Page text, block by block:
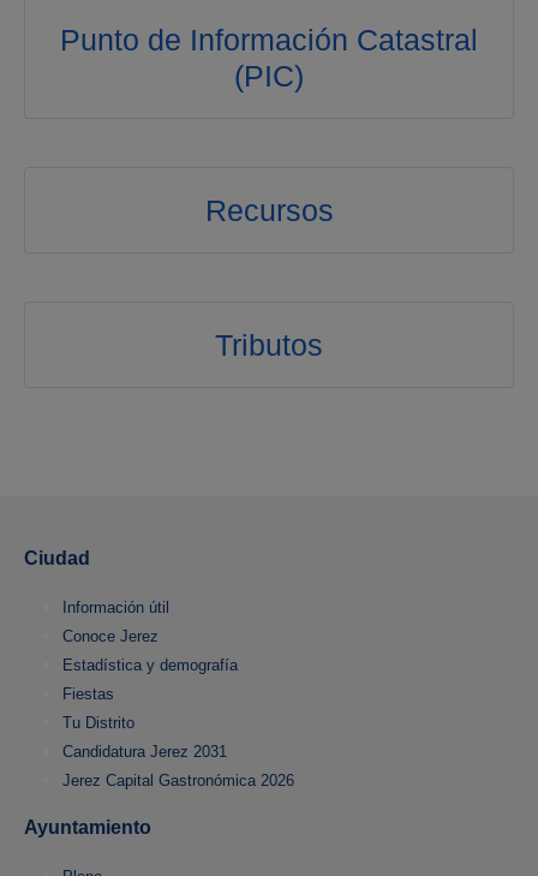
Punto de Información Catastral
(PIC)
Recursos
Tributos
Ciudad
Información útil
Conoce Jerez
Estadística y demografía
Fiestas
Tu Distrito
Candidatura Jerez 2031
Jerez Capital Gastronómica 2026
Ayuntamiento